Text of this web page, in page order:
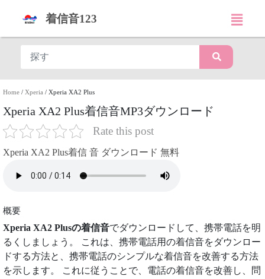
着信音123
Home / Xperia / Xperia XA2 Plus
Xperia XA2 Plus着信音MP3ダウンロード
Rate this post
Xperia XA2 Plus着信 音 ダウンロード 無料
概要
Xperia XA2 Plusの着信音でダウンロードして、携帯電話を明
るくしましょう。 これは、携帯電話用の着信音をダウンロー
ドする方法と、携帯電話のシンプルな着信音を改善する方法
を示します。 これに従うことで、電話の着信音を改善し、問